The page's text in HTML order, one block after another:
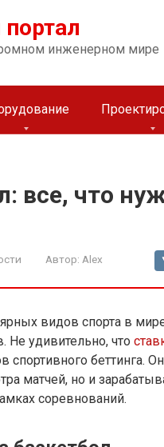
инженерном мире
все, что
Автор: Alex
видов спорта в
Не удивительно, что
беттинга.
матчей, но и
соревнований.